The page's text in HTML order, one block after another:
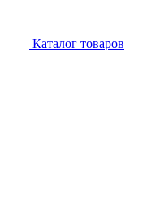
Каталог товаров